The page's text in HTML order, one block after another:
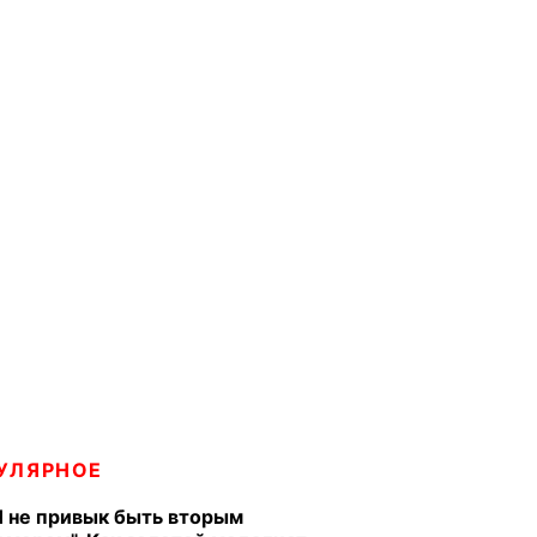
не привык быть вторым